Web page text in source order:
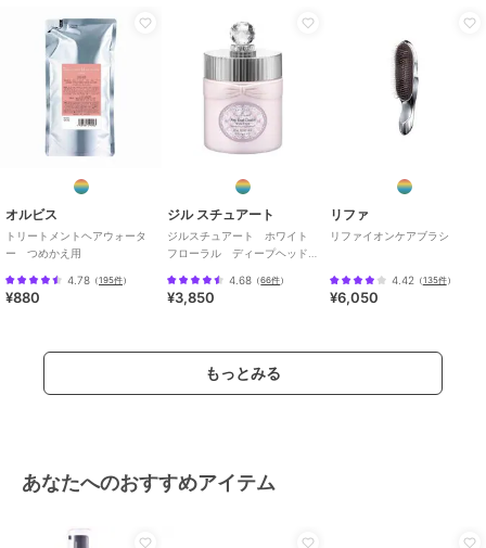
オルビス
トリートメントヘアウォータ
ー つめかえ用
4.78 （195件）
¥880
ジル スチュアート
ジルスチュアート ホワイト
フローラル ディープヘッド
4.68 （66件）
¥3,850
リファ
リファイオンケアブラシ
4.42 （135件）
¥6,050
もっとみる
あなたへのおすすめアイテム